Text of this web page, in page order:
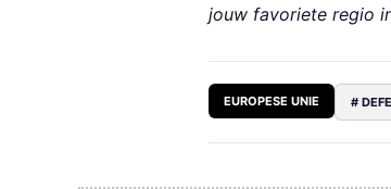
jouw favoriete regio
EUROPESE UNIE #